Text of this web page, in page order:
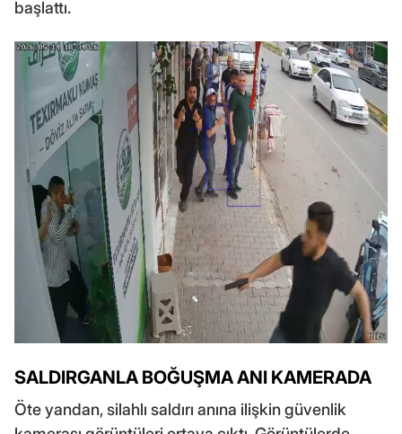
başlattı.
SALDIRGANLA BOĞUŞMA ANI KAMERADA
Öte yandan, silahlı saldırı anına ilişkin güvenlik